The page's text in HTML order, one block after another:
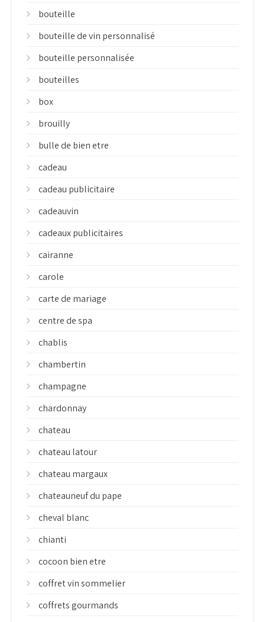
bouteille
bouteille de vin personnalisé
bouteille personnalisée
bouteilles
box
brouilly
bulle de bien etre
cadeau
cadeau publicitaire
cadeauvin
cadeaux publicitaires
cairanne
carole
carte de mariage
centre de spa
chablis
chambertin
champagne
chardonnay
chateau
chateau latour
chateau margaux
chateauneuf du pape
cheval blanc
chianti
cocoon bien etre
coffret vin sommelier
coffrets gourmands